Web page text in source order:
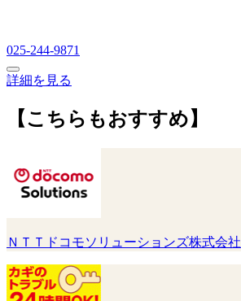
025-244-9871
詳細を見る
【こちらもおすすめ】
ＮＴＴドコモソリューションズ株式会社